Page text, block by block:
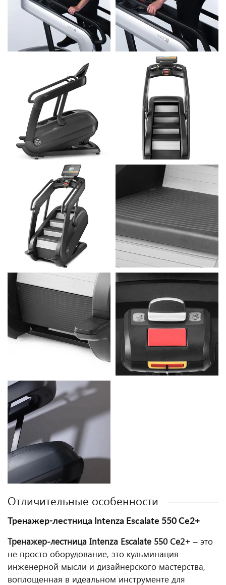
Отличительные особенности
Тренажер-лестница Intenza Escalate 550 Ce2+
Тренажер-лестница Intenza Escalate 550 Ce2+ – это
не просто оборудование, это кульминация
инженерной мысли и дизайнерского мастерства,
воплощенная в идеальном инструменте для